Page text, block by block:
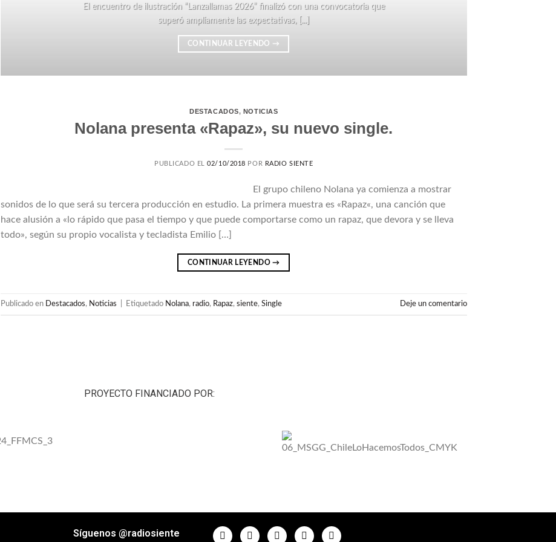
El encuentro de ilustración “Lanzallamas 2026” finalizó con una convocatoria que
superó ampliamente las expectativas, [...]
CONTINUAR LEYENDO →
DESTACADOS, NOTICIAS
Nolana presenta «Rapaz», su nuevo single.
PUBLICADO EL02/10/2018 POR RADIO SIENTE
El grupo chileno Nolana ya comienza a mostrar
sonidos de lo que será su tercera producción en estudio. La primera muestra es «Rapaz«, una canción que
hace alusión a «lo rápido que pasa el tiempo y que puede comportarse como un rapaz, que devora y se lleva
todo», según su propio vocalista y tecladista Emilio […]
CONTINUAR LEYENDO→
Publicado en Destacados, Noticias Etiquetado Nolana, radio, Rapaz, siente, Single Deje un comentario
PROYECTO FINANCIADO POR:
Síguenos @radiosiente